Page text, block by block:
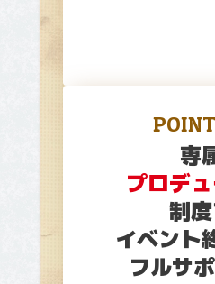
POINT
専
プロデ
制
イベント
フルサ